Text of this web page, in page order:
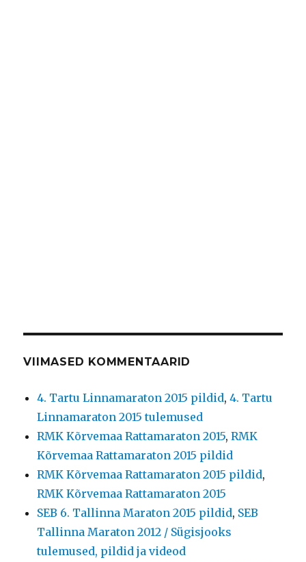
VIIMASED KOMMENTAARID
4. Tartu Linnamaraton 2015 pildid,4. Tartu
Linnamaraton 2015 tulemused
RMK Kõrvemaa Rattamaraton 2015,RMK
Kõrvemaa Rattamaraton 2015 pildid
RMK Kõrvemaa Rattamaraton 2015 pildid,
RMK Kõrvemaa Rattamaraton 2015
SEB 6. Tallinna Maraton 2015 pildid, SEB
Tallinna Maraton 2012 / Sügisjooks
tulemused, pildid ja videod